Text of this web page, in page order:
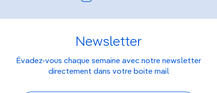
Newsletter
Évadez-vous chaque semaine avec notre newsletter
directement dans votre boite mail